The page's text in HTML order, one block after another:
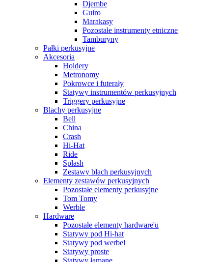
Djembe
Guiro
Marakasy
Pozostałe instrumenty etniczne
Tamburyny
Pałki perkusyjne
Akcesoria
Holdery
Metronomy
Pokrowce i futerały
Statywy instrumentów perkusyjnych
Triggery perkusyjne
Blachy perkusyjne
Bell
China
Crash
Hi-Hat
Ride
Splash
Zestawy blach perkusyjnych
Elementy zestawów perkusyjnych
Pozostałe elementy perkusyjne
Tom Tomy
Werble
Hardware
Pozostałe elementy hardware'u
Statywy pod Hi-hat
Statywy pod werbel
Statywy proste
Statywy łamane